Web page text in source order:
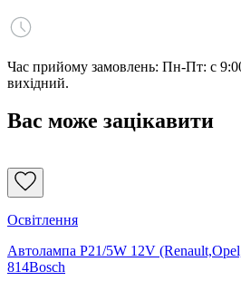
Час прийому замовлень: Пн-Пт: с
вихідний.
Вас може зацікавити
Освітлення
Автолампа P21/5W 12V
814Bosch